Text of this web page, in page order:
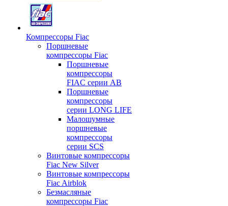
Компрессоры Fiac
Поршневые
компрессоры Fiac
Поршневые
компрессоры
FIAC серии AB
Поршневые
компрессоры
серии LONG LIFE
Малошумные
поршневые
компрессоры
серии SCS
Винтовые компрессоры
Fiac New Silver
Винтовые компрессоры
Fiac Airblok
Безмасляные
компрессоры Fiac